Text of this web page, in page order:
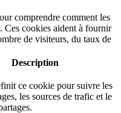
comprendre comment les
Ces cookies aident à fournir
de visiteurs, du taux de
Description
ce cookie pour suivre les
les sources de trafic et le